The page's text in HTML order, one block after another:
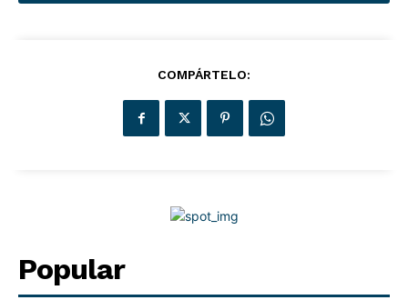
COMPÁRTELO:
Popular